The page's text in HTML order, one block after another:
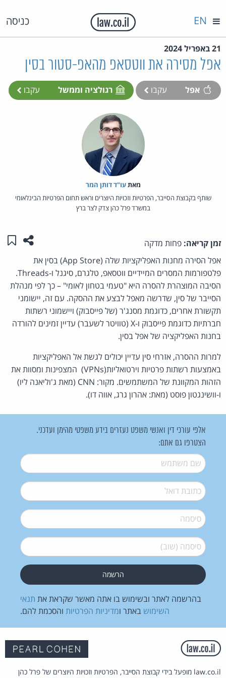
כניסה EN
21 באפריל 2024
אפל מסירה את ווטסאפ מהאפ-סטור בסין
אפל עקבו רגולציה וממשל עקבו
מאת‏עו"ד דותן המר
שותף בקבוצת הסייבר, הפרטיות וזכויות היוצרים וראש תחום הפרטיות הבינלאומי
במשרד פרל כהן צדק לצר ברץ
זמן קריאה: פחות מדקה שתפו
אפל הסירה מחנות האפליקציות שלה (App Store) בסין את
פלטפורמות המסרים המיידיים ווטסאפ, טלגרם, סיגנל ו-Threads.
הסיבה המוצהרת להסרה היא "טעמי בטחון לאומי" – כך לפי מנהלת
הסייבר של סין, שדרשה מאפל לבצע את ההסקה. עם זה, יישומני
תקשורת אחרים, כדוגמת מסנג'ר (של פייסבוק) ויישמוני רשתות
חברתיות כדוגמת פייסבוק ו-X (טוויטר לשעבר) עדיין זמינים להורדה
בחנות האפליקציה של אפל בסין.
למרות ההסרה, אזרחי סין עדיין יכולים לגשת אל האפליקציות
באמצעות רשתות פרטיות וירטואליות(VPNs) המצפינות ומסוות את
הזהות המקוונת של המשתמשים. מקור: CNN (מאת ג'וליאנה ליו)
ו-וושינגטון פוסט (מאת: אהרון גרג, אווה דו).
אלפי עורכי דין ואנשי משפט נעזרים בידע משפטי מהימן ועדכני.
הצטרפו גם אתם:
שם משתמש*
דואל*
סיסמה*
סיסמה (שוב)*
בהרשמה לאתר ובשימוש בו אתה מאשר שקראת את תנאי
השימוש באתר ומדיניות הפרטיות והסכמת להם.
law.co.il מופעל בידי קבוצת הסייבר, הפרטיות וזכויות היוצרים של פרל כהן